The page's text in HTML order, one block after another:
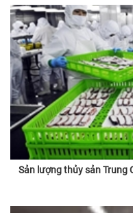
Sản lượng thủy sản Trung